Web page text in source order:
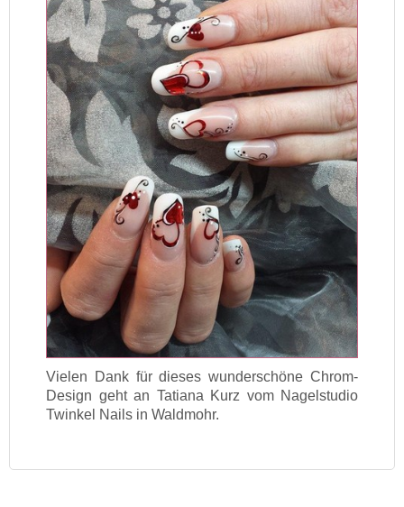
Vielen Dank für dieses wunderschöne Chrom-
Design geht an Tatiana Kurz vom Nagelstudio
Twinkel Nails in Waldmohr.